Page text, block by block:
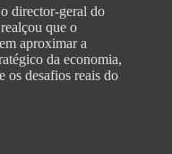
director-geral do
que o
aproximar a
da economia,
os desafios reais do